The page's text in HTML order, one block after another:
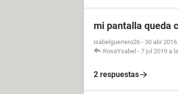
mi pantalla queda
isabelguerrero26 - 30 abr
RosaYsabel - 7 jul 2019 a
2 respuestas